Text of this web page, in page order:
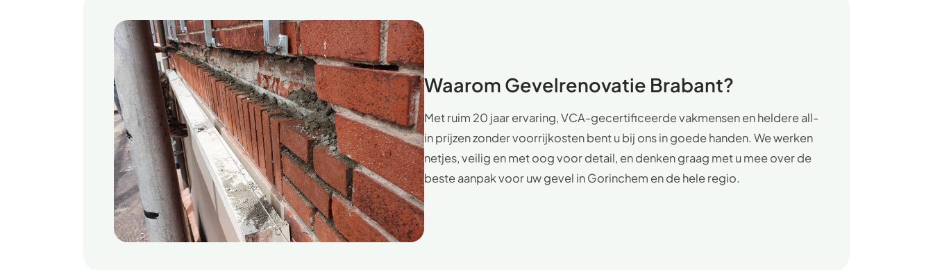
Waarom Gevelrenovatie Brabant?
Met ruim 20 jaar ervaring, VCA-gecertificeerde vakmensen en heldere all-
in prijzen zonder voorrijkosten bent u bij ons in goede handen. We werken
netjes, veilig en met oog voor detail, en denken graag met u mee over de
beste aanpak voor uw gevel in Gorinchem en de hele regio.